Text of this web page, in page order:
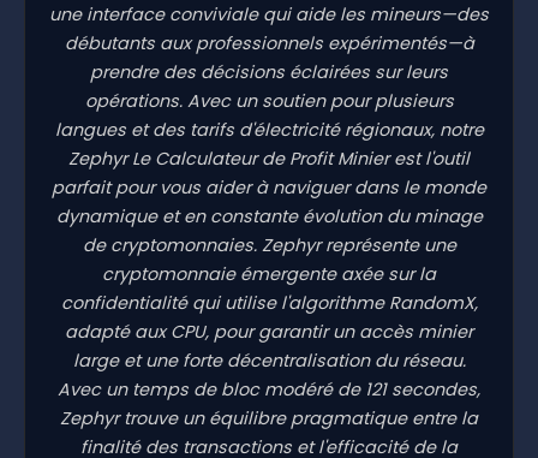
une interface conviviale qui aide les mineurs—des
débutants aux professionnels expérimentés—à
prendre des décisions éclairées sur leurs
opérations. Avec un soutien pour plusieurs
langues et des tarifs d'électricité régionaux, notre
Zephyr Le Calculateur de Profit Minier est l'outil
parfait pour vous aider à naviguer dans le monde
dynamique et en constante évolution du minage
de cryptomonnaies. Zephyr représente une
cryptomonnaie émergente axée sur la
confidentialité qui utilise l'algorithme RandomX,
adapté aux CPU, pour garantir un accès minier
large et une forte décentralisation du réseau.
Avec un temps de bloc modéré de 121 secondes,
Zephyr trouve un équilibre pragmatique entre la
finalité des transactions et l'efficacité de la